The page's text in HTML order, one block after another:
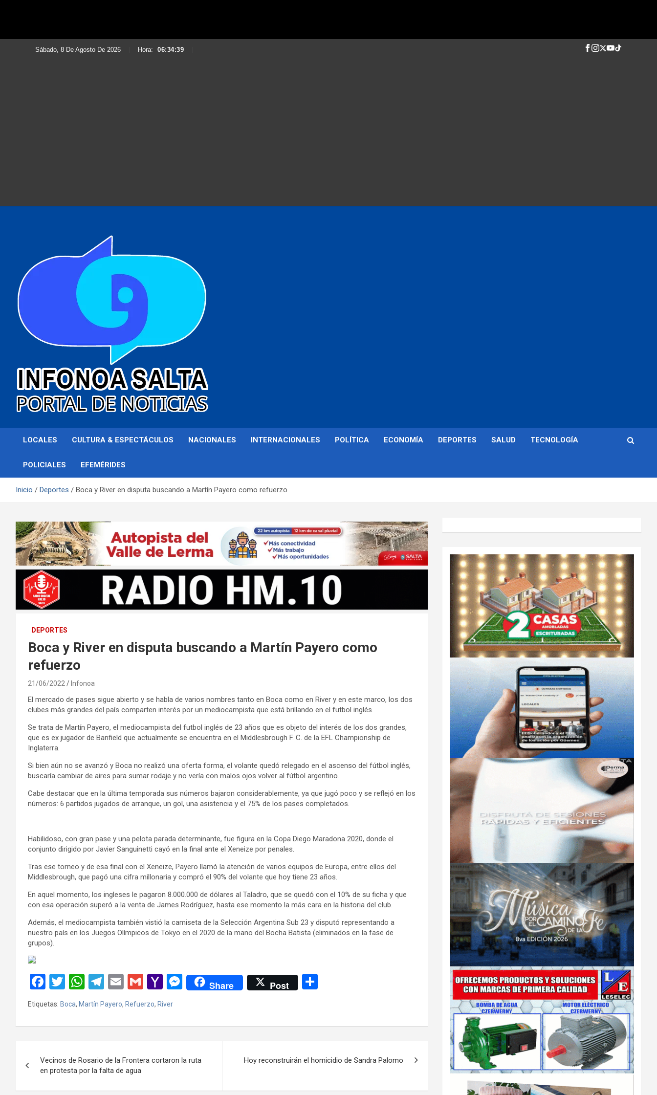
Sábado, 8 De Agosto De 2026 Hora: 06:34:41
Infonoa Salta
LOCALES CULTURA & ESPECTÁCULOS NACIONALES INTERNACIONALES POLÍTICA ECONOMÍA DEPORTES SALUD TECNOLOGÍA
POLICIALES EFEMÉRIDES
Inicio Deportes Boca y River en disputa buscando a Martín Payero como refuerzo
DEPORTES
Boca y River en disputa buscando a Martín Payero como
refuerzo
21/06/2022 Infonoa
El mercado de pases sigue abierto y se habla de varios nombres tanto en Boca como en River y en este marco, los dos
clubes más grandes del país comparten interés por un mediocampista que está brillando en el futbol inglés.
Se trata de Martín Payero, el mediocampista del futbol inglés de 23 años que es objeto del interés de los dos grandes,
que es ex jugador de Banfield que actualmente se encuentra en el Middlesbrough F. C. de la EFL Championship de
Inglaterra.
Si bien aún no se avanzó y Boca no realizó una oferta forma, el volante quedó relegado en el ascenso del fútbol inglés,
buscaría cambiar de aires para sumar rodaje y no vería con malos ojos volver al fútbol argentino.
Cabe destacar que en la última temporada sus números bajaron considerablemente, ya que jugó poco y se reflejó en los
números: 6 partidos jugados de arranque, un gol, una asistencia y el 75% de los pases completados.
Habilidoso, con gran pase y una pelota parada determinante, fue figura en la Copa Diego Maradona 2020, donde el
conjunto dirigido por Javier Sanguinetti cayó en la final ante el Xeneize por penales.
Tras ese torneo y de esa final con el Xeneize, Payero llamó la atención de varios equipos de Europa, entre ellos del
Middlesbrough, que pagó una cifra millonaria y compró el 90% del volante que hoy tiene 23 años.
En aquel momento, los ingleses le pagaron 8.000.000 de dólares al Taladro, que se quedó con el 10% de su ficha y que
con esa operación superó a la venta de James Rodríguez, hasta ese momento la más cara en la historia del club.
Además, el mediocampista también vistió la camiseta de la Selección Argentina Sub 23 y disputó representando a
nuestro país en los Juegos Olímpicos de Tokyo en el 2020 de la mano del Bocha Batista (eliminados en la fase de
grupos).
F
a
ce
b
o
k
T
wi
tt
er
W
h
at
s
p
p
T
e
gr
m
E
m
ail
G
ail
Y
h
o
M
M
n
er
Share Post
p
tir
Etiquetas: Boca, Martín Payero, Refuerzo, River
de
entradas
Vecinos de Rosario de la Frontera cortaron la ruta
en protesta por la falta de agua
Hoy reconstruirán el homicidio de Sandra Palomo